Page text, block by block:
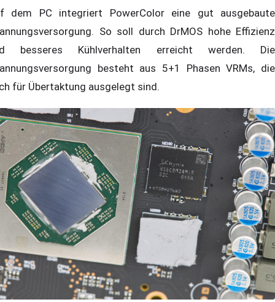
dem PC integriert PowerColor eine gut ausgebaute
So soll durch DrMOS hohe Effizienz
besseres Kühlverhalten erreicht werden. Die
besteht aus 5+1 Phasen VRMs, die
für Übertaktung ausgelegt sind.